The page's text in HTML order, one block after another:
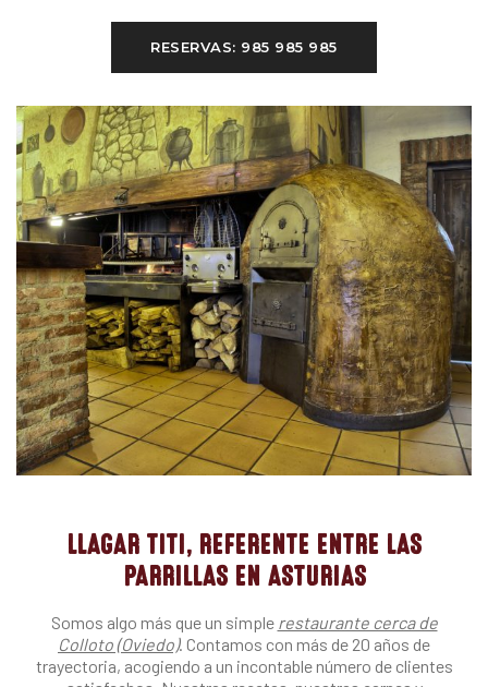
RESERVAS: 985 985 985
LLAGAR TITI, REFERENTE ENTRE LAS
PARRILLAS EN ASTURIAS
Somos algo más que un simple restaurante cerca de
Colloto (Oviedo). Contamos con más de 20 años de
trayectoria, acogiendo a un incontable número de clientes